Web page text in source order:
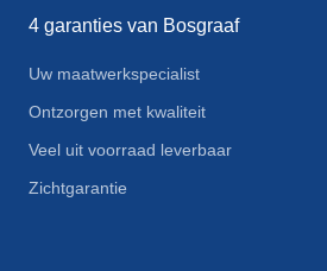
4 garanties van Bosgraaf
Uw maatwerkspecialist
Ontzorgen met kwaliteit
Veel uit voorraad leverbaar
Zichtgarantie